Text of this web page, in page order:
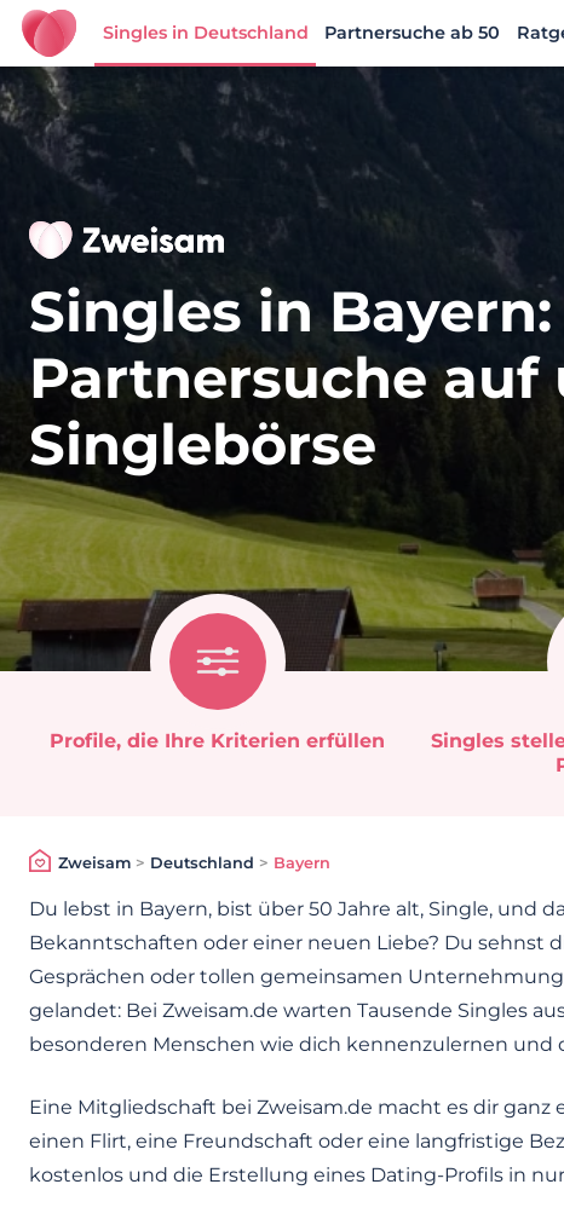
Zweisam
Singles in Deutschland Partnersuche ab 50
Singles in
Partnersuche auf
Singlebörse
Profile, die Ihre Kriterien erfüllen
Singles
Zweisam> Deutschland > Bayern
Du lebst in Bayern, bist über 50 Jahre alt, Single, und
Bekanntschaften oder einer neuen Liebe? Du sehnst
Gesprächen oder tollen gemeinsamen
gelandet: Bei Zweisam.de warten Tausende Singles
besonderen Menschen wie dich kennenzulernen und
Eine Mitgliedschaft bei Zweisam.de macht es dir ganz
einen Flirt, eine Freundschaft oder eine langfristige
kostenlos und die Erstellung eines Dating-Profils in